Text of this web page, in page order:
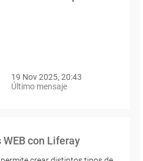
19 Nov 2025, 20:43
Último mensaje
WEB con Liferay